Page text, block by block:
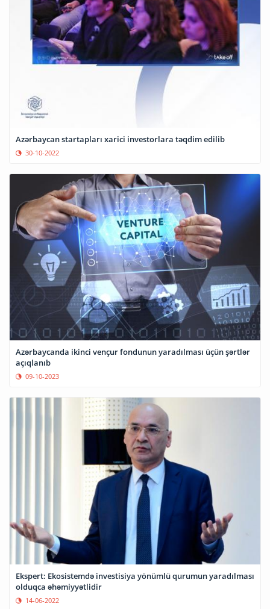
Azərbaycan startapları xarici investorlara təqdim edilib
30-10-2022
Azərbaycanda ikinci vençur fondunun yaradılması üçün şərtlər
açıqlanıb
09-10-2023
Ekspert: Ekosistemdə investisiya yönümlü qurumun yaradılması
olduqca əhəmiyyətlidir
14-06-2022